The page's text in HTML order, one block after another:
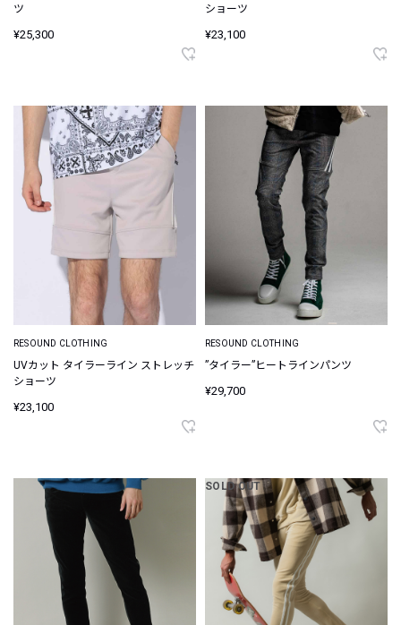
ツ
¥25,300
ショーツ
¥23,100
RESOUND CLOTHING
UVカット タイラーライン ストレッチ
ショーツ
¥23,100
RESOUND CLOTHING
”タイラー”ヒートラインパンツ
¥29,700
SOLD OUT